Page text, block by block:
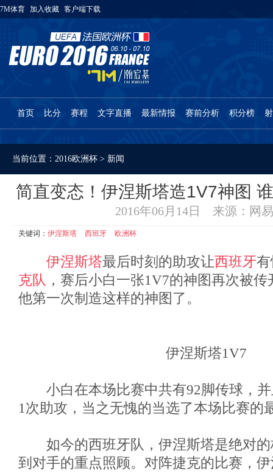
7M体育 加入收藏 客户端下载
首页 比分 赛程 文字直播 最新情报 赛前分析 积分榜
当前位置： 2016欧洲杯 > 新闻
简直变态！伊涅斯塔造1V7神图
2016年06月14日 来源：网
关键词： 伊涅斯塔 西班牙 欧洲杯
伊涅斯塔最后时刻的助攻让西班牙
克队 ，赛后小白一张1V7的神图再次被
他第一次制造这样的神图了。
伊涅斯塔1V7
小白在本场比赛中共有92脚传球，并
1次助攻，当之无愧的当选了本场比赛的
如今的西班牙队，伊涅斯塔是绝对的
到对手的重点照顾。对阵捷克的比赛，